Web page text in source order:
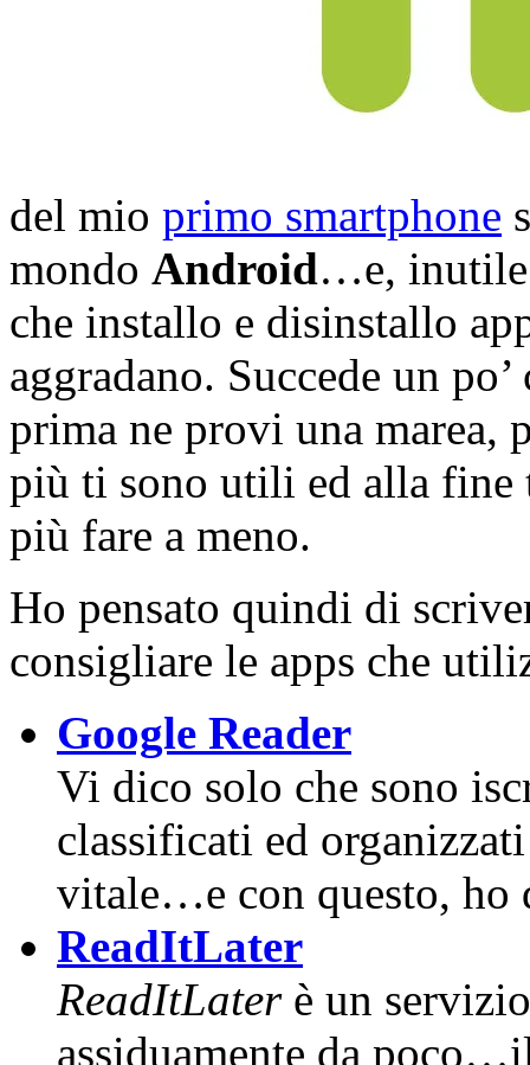
del mio primo smartphone
mondo Android…e, inutile
che installo e disinstallo
aggradano. Succede un
prima ne provi una marea,
più ti sono utili ed alla fine
più fare a meno.
Ho pensato quindi di
consigliare le apps che
Google Reader
Vi dico solo che sono
classificati ed
vitale…e con questo, ho
ReadItLater
ReadItLaterè un
assiduamente da